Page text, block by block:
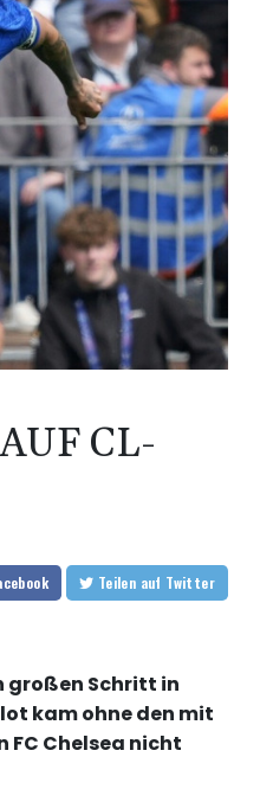
CL-
Teilen auf Twitter
großen Schritt in
kam ohne den mit
Chelsea nicht